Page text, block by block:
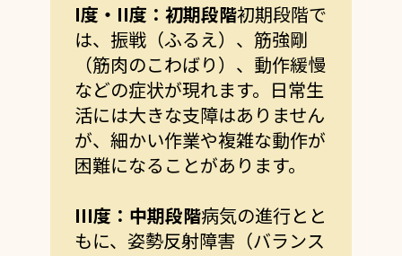
I度・ II度：初期段階初期段階で
は、振戦（ふるえ）、筋強剛
（筋肉のこわばり）、動作緩慢
などの症状が現れます。日常生
活には大きな支障はありません
が、細かい作業や複雑な動作が
困難になることがあります。
III度：中期段階病気の進行とと
もに、姿勢反射障害（バランス